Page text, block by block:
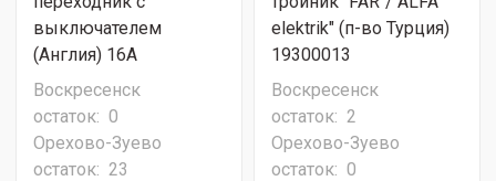
выключателем
(Англия) 16A
Воскресенск
остаток: 0
Орехово-Зуево
остаток: 23
elektrik" (п-во Турция)
19300013
Воскресенск
остаток: 2
Орехово-Зуево
остаток: 0